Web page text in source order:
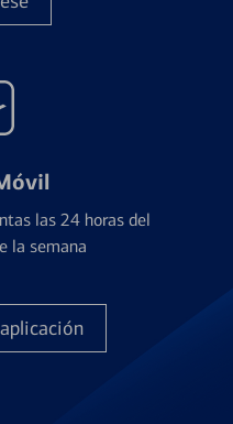
las 24 horas del
la semana